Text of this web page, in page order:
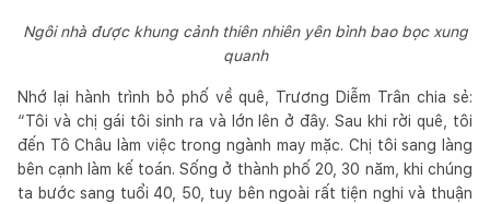
Ngôi nhà được khung cảnh thiên nhiên yên bình bao bọc xung
quanh
Nhớ lại hành trình bỏ phố về quê, Trương Diễm Trân chia sẻ:
“Tôi và chị gái tôi sinh ra và lớn lên ở đây. Sau khi rời quê, tôi
đến Tô Châu làm việc trong ngành may mặc. Chị tôi sang làng
bên cạnh làm kế toán. Sống ở thành phố 20, 30 năm, khi chúng
ta bước sang tuổi 40, 50, tuy bên ngoài rất tiện nghi và thuận